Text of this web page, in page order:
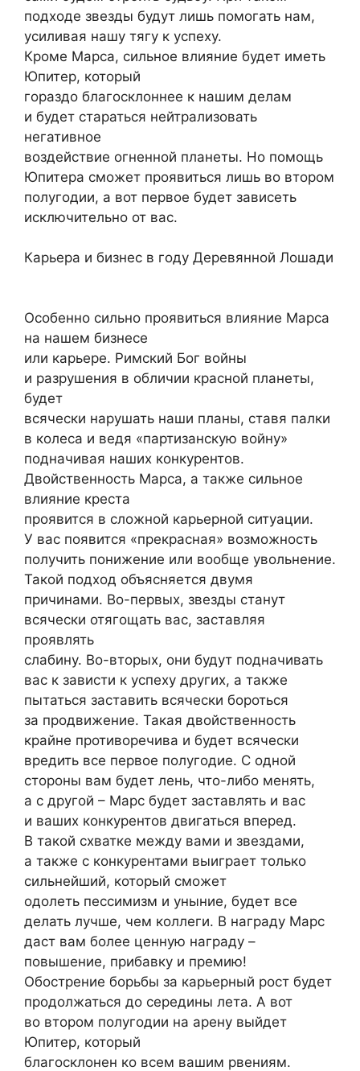
подходе звезды будут лишь помогать нам,
усиливая нашу тягу к успеху.
Кроме Марса, сильное влияние будет иметь
Юпитер, который
гораздо благосклоннее к нашим делам
и будет стараться нейтрализовать
негативное
воздействие огненной планеты. Но помощь
Юпитера сможет проявиться лишь во втором
полугодии, а вот первое будет зависеть
исключительно от вас.
Карьера и бизнес в году Деревянной Лошади
Особенно сильно проявиться влияние Марса
на нашем бизнесе
или карьере. Римский Бог войны
и разрушения в обличии красной планеты,
будет
всячески нарушать наши планы, ставя палки
в колеса и ведя «партизанскую войну»
подначивая наших конкурентов.
Двойственность Марса, а также сильное
влияние креста
проявится в сложной карьерной ситуации.
У вас появится «прекрасная» возможность
получить понижение или вообще увольнение.
Такой подход объясняется двумя
причинами. Во-первых, звезды станут
всячески отягощать вас, заставляя
проявлять
слабину. Во-вторых, они будут подначивать
вас к зависти к успеху других, а также
пытаться заставить всячески бороться
за продвижение. Такая двойственность
крайне противоречива и будет всячески
вредить все первое полугодие. С одной
стороны вам будет лень, что-либо менять,
а с другой – Марс будет заставлять и вас
и ваших конкурентов двигаться вперед.
В такой схватке между вами и звездами,
а также с конкурентами выиграет только
сильнейший, который сможет
одолеть пессимизм и уныние, будет все
делать лучше, чем коллеги. В награду Марс
даст вам более ценную награду –
повышение, прибавку и премию!
Обострение борьбы за карьерный рост будет
продолжаться до середины лета. А вот
во втором полугодии на арену выйдет
Юпитер, который
благосклонен ко всем вашим рвениям.